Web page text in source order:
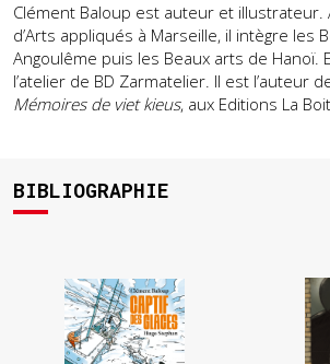
Clément Baloup est auteur et
d’Arts appliqués à Marseille, il intègre les
Angoulême puis les Beaux arts de Hanoï.
l’atelier de BD Zarmatelier. Il est l’auteur
Mémoires de viet kieus, aux Editions La
BIBLIOGRAPHIE